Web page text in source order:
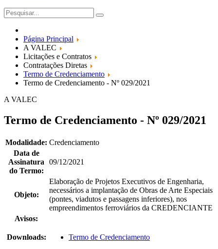
Página Principal
A VALEC
Licitações e Contratos
Contratações Diretas
Termo de Credenciamento
Termo de Credenciamento - Nº 029/2021
A VALEC
Termo de Credenciamento - Nº 029/2021
Modalidade: Credenciamento
Data de
Assinatura
do Termo:
09/12/2021
Objeto:
Elaboração de Projetos Executivos de Engenharia,
necessários a implantação de Obras de Arte Especiais
(pontes, viadutos e passagens inferiores), nos
empreendimentos ferroviários da CREDENCIANTE
Avisos:
Downloads: Termo de Credenciamento